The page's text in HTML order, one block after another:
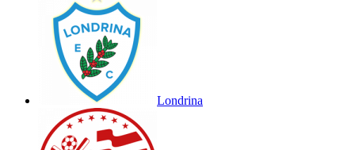
Londrina